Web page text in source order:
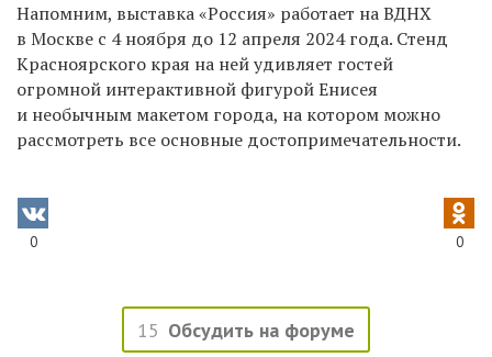
Напомним, выставка «Россия» работает на ВДНХ
в Москве с 4 ноября до 12 апреля 2024 года. Стенд
Красноярского края на ней удивляет гостей
огромной интерактивной фигурой Енисея
и необычным макетом города, на котором можно
рассмотреть все основные достопримечательности.
0 0
15 Обсудить на форуме